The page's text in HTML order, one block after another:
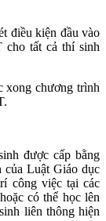
điều kiện đầu vào
cho tất cả thí sinh
xong chương trình
được cấp bằng
của Luật Giáo dục
công việc tại các
có thể học lên
liên thông hiện